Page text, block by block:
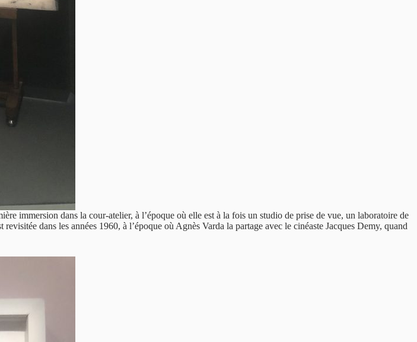
immersion dans la cour-atelier, à l’époque où elle est à la fois un studio de prise de vue, un laboratoire de
dans les années 1960, à l’époque où Agnès Varda la partage avec le cinéaste Jacques Demy, quand